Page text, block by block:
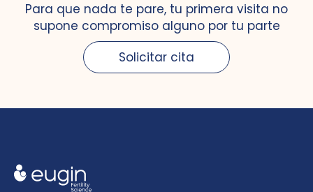
Para que nada te pare, tu primera visita no
supone compromiso alguno por tu parte
Solicitar cita